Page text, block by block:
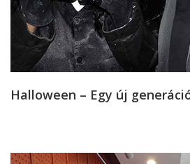
Halloween – Egy új